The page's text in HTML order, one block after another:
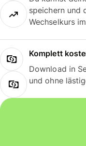
speichern und
Wechselkurs
Komplett
Download in
und ohne